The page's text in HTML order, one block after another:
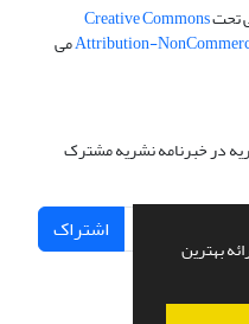
بهترین
تحتCreative Commons
Attribution-می
در خبرنامه نشریه مشترک
اشتراک